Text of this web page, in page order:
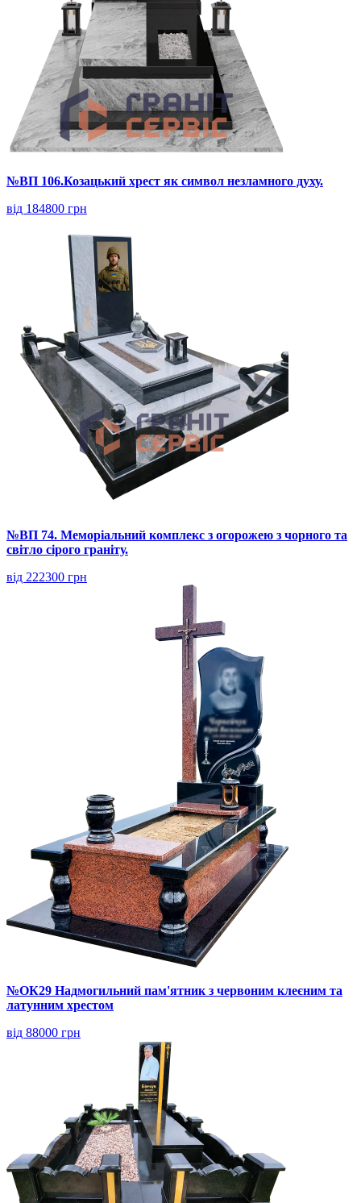
№ВП 106.Козацький хрест як символ незламного духу.
від 184800 грн
№ВП 74. Меморіальний комплекс з огорожею з чорного та
світло сірого граніту.
від 222300 грн
№ОК29 Надмогильний пам'ятник з червоним клеєним та
латунним хрестом
від 88000 грн